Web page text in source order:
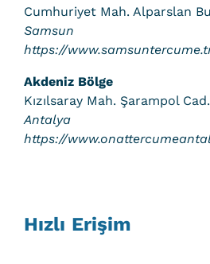
Cumhuriyet Mah. Alparslan
Samsun
https://
Akdeniz Bölge
Kızılsaray Mah. Şarampol
Antalya
https://
Hızlı Erişim